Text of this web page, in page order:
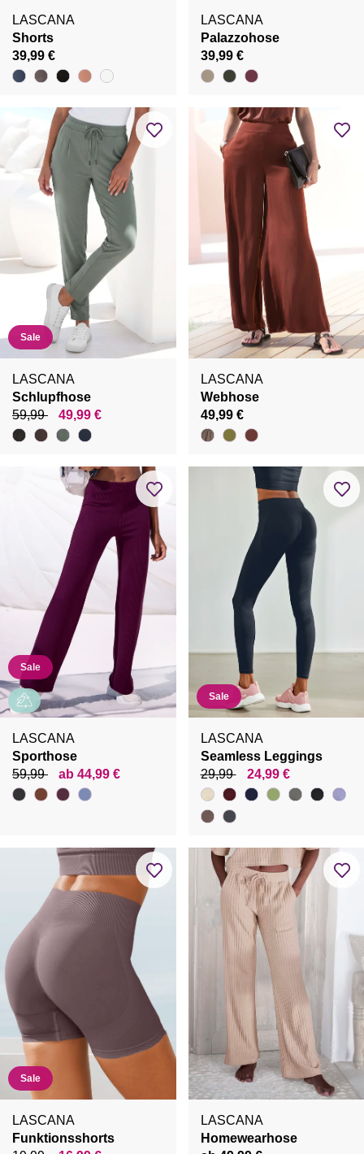
LASCANA
Shorts
39,99 €
LASCANA
Palazzohose
39,99 €
Sale
LASCANA
Schlupfhose
59,99
49,99 €
LASCANA
Webhose
49,99 €
Sale
LASCANA
Sporthose
59,99
ab 44,99 €
Sale
LASCANA
Seamless Leggings
29,99
24,99 €
Sale
LASCANA
Funktionsshorts
LASCANA
Homewearhose